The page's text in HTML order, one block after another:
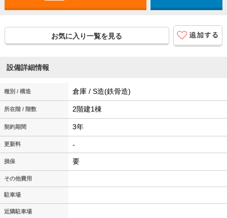
お気に入り一覧を見る
設備詳細情報
種別 / 構造 倉庫 / S造(鉄骨造)
所在階 / 階数 2階建1棟
契約期間 3年
更新料 -
損保 要
その他費用
駐車場
近隣駐車場